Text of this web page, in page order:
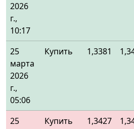
2026
г.,
10:17
25
марта
2026
г.,
05:06
Купить 1,3381
25
Купить 1,3427